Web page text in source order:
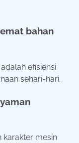
bahan
efisiensi
sehari-hari.
karakter mesin